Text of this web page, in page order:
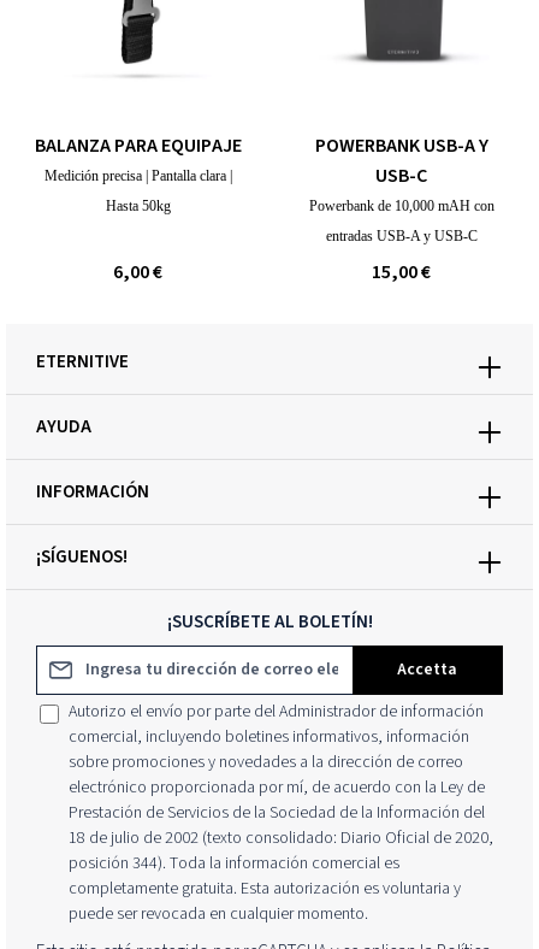
BALANZA PARA EQUIPAJE
Medición precisa | Pantalla clara |
Hasta 50kg
6,00 €
POWERBANK USB-A Y
USB-C
Powerbank de 10,000 mAH con
entradas USB-A y USB-C
15,00 €
¡SUSCRÍBETE AL BOLETÍN!
Dirección de correo electrónico*
Accetta
Autorizo el envío por parte del Administrador de información
comercial, incluyendo boletines informativos, información
sobre promociones y novedades a la dirección de correo
electrónico proporcionada por mí, de acuerdo con la Ley de
Prestación de Servicios de la Sociedad de la Información del
18 de julio de 2002 (texto consolidado: Diario Oficial de 2020,
posición 344). Toda la información comercial es
completamente gratuita. Esta autorización es voluntaria y
puede ser revocada en cualquier momento.
¡SÍGUENOS!
ETERNITIVE
AYUDA
INFORMACIÓN